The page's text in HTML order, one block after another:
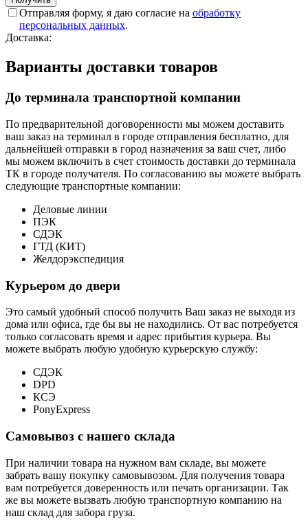
Отправляя форму, я даю согласие на обработку
персональных данных.
Доставка:
Варианты доставки товаров
До терминала транспортной компании
По предварительной договоренности мы можем доставить
ваш заказ на терминал в городе отправления бесплатно, для
дальнейшей отправки в город назначения за ваш счет, либо
мы можем включить в счет стоимость доставки до терминала
ТК в городе получателя. По согласованию вы можете выбрать
следующие транспортные компании:
Деловые линии
ПЭК
СДЭК
ГТД (КИТ)
Желдорэкспедиция
Курьером до двери
Это самый удобный способ получить Ваш заказ не выходя из
дома или офиса, где бы вы не находились. От вас потребуется
только согласовать время и адрес прибытия курьера. Вы
можете выбрать любую удобную курьерскую службу:
СДЭК
DPD
КСЭ
PonyExpress
Самовывоз с нашего склада
При наличии товара на нужном вам складе, вы можете
забрать вашу покупку самовывозом. Для получения товара
вам потребуется доверенность или печать организации. Так
же вы можете вызвать любую транспортную компанию на
наш склад для забора груза.